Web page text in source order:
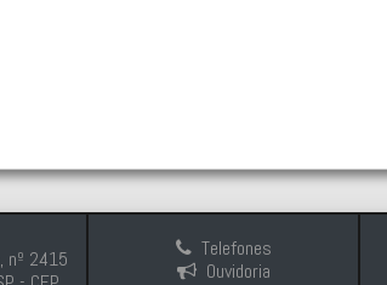
nº 2415
Telefones
Ouvidoria